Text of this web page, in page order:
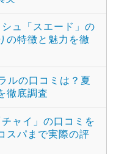
ュ「スエード」の
の特徴と魅力を徹
ルの口コミは？夏
徹底調査
ャイ」の口コミを
スパまで実際の評